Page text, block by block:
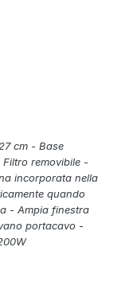
cm - Base
removibile -
incorporata nella
quando
- Ampia finestra
portacavo -